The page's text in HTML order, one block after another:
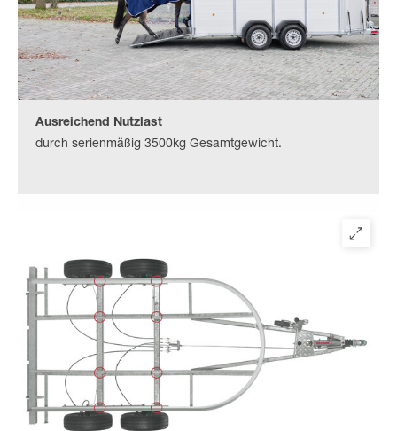
Ausreichend Nutzlast
durch serienmäßig 3500kg Gesamtgewicht.